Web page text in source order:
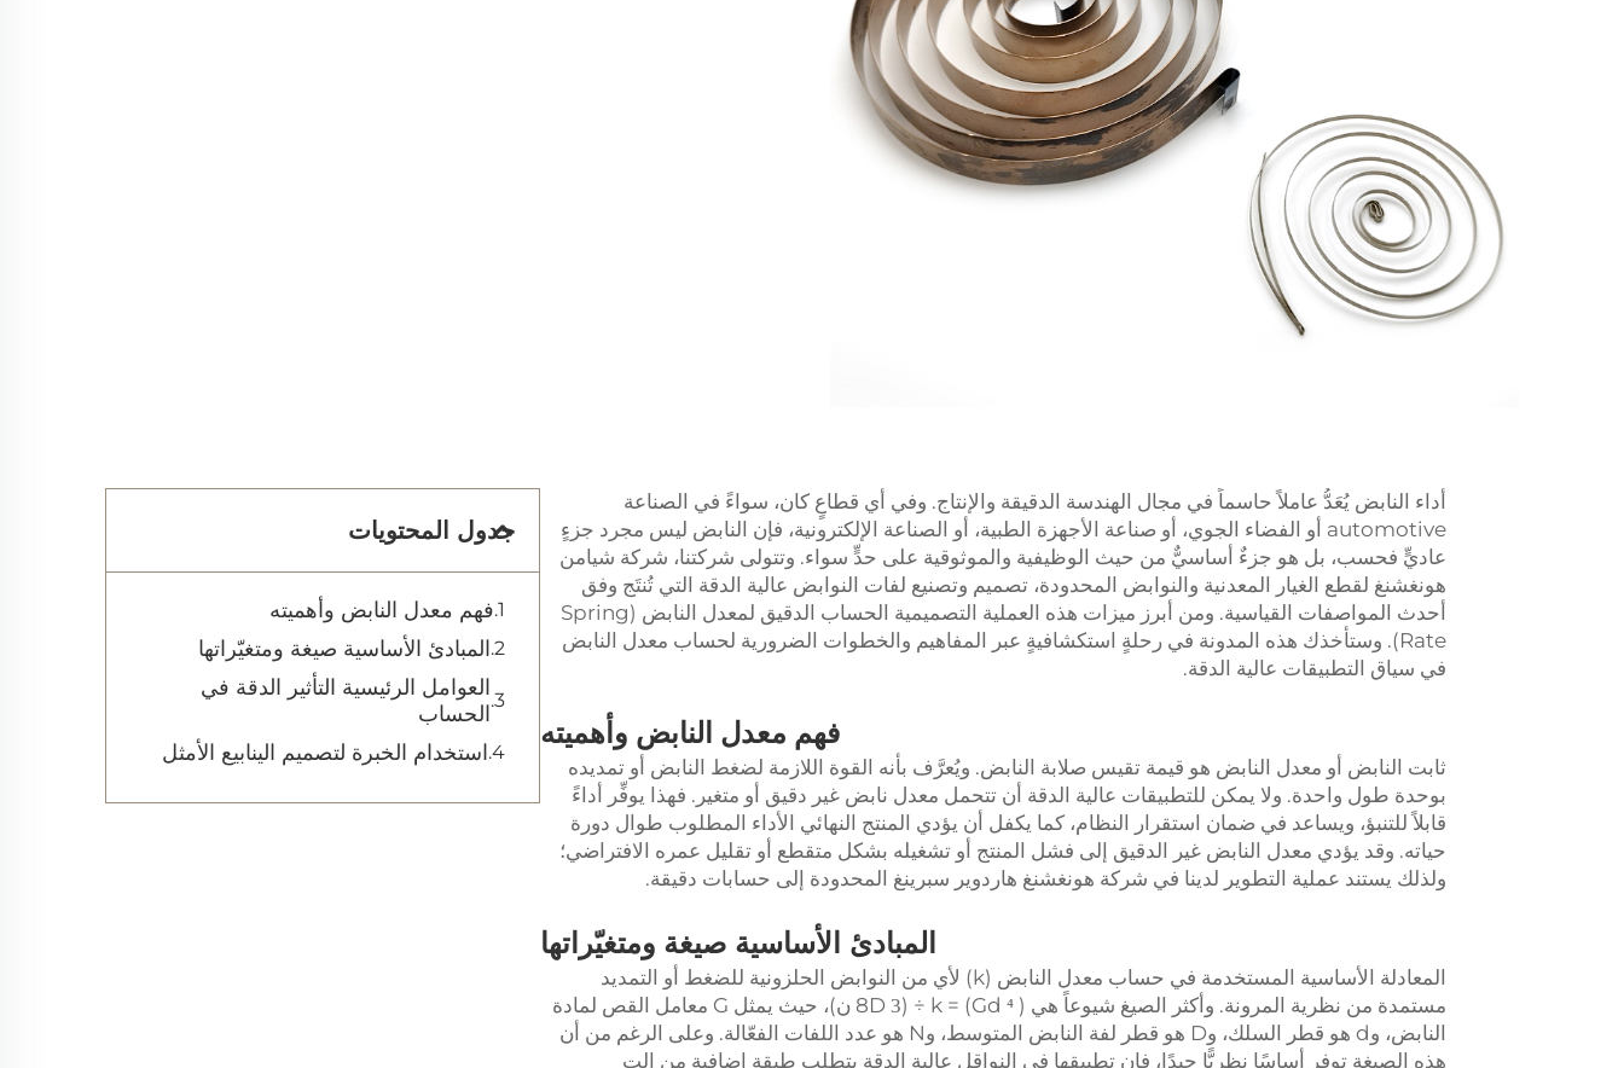
أداء النابض يُعَدُّ عاملاً حاسماً في مجال الهندسة الدقيقة والإنتاج. وفي أي قطاعٍ كان، سواءً في الصناعة
automotive أو الفضاء الجوي، أو صناعة الأجهزة الطبية، أو الصناعة الإلكترونية، فإن النابض ليس مجرد جزءٍ
عاديٍّ فحسب، بل هو جزءٌ أساسيٌّ من حيث الوظيفية والموثوقية على حدٍّ سواء. وتتولى شركتنا، شركة شيامن
هونغشنغ لقطع الغيار المعدنية والنوابض المحدودة، تصميم وتصنيع لفات النوابض عالية الدقة التي تُنتَج وفق
أحدث المواصفات القياسية. ومن أبرز ميزات هذه العملية التصميمية الحساب الدقيق لمعدل النابض (Spring
Rate). وستأخذك هذه المدونة في رحلةٍ استكشافيةٍ عبر المفاهيم والخطوات الضرورية لحساب معدل النابض
في سياق التطبيقات عالية الدقة.
فهم معدل النابض وأهميته
ثابت النابض أو معدل النابض هو قيمة تقيس صلابة النابض. ويُعرَّف بأنه القوة اللازمة لضغط النابض أو تمديده
بوحدة طول واحدة. ولا يمكن للتطبيقات عالية الدقة أن تتحمل معدل نابض غير دقيق أو متغير. فهذا يوفِّر أداءً
قابلاً للتنبؤ، ويساعد في ضمان استقرار النظام، كما يكفل أن يؤدي المنتج النهائي الأداء المطلوب طوال دورة
حياته. وقد يؤدي معدل النابض غير الدقيق إلى فشل المنتج أو تشغيله بشكل متقطع أو تقليل عمره الافتراضي؛
ولذلك يستند عملية التطوير لدينا في شركة هونغشنغ هاردوير سبرينغ المحدودة إلى حسابات دقيقة.
المبادئ الأساسية صيغة ومتغيّراتها
المعادلة الأساسية المستخدمة في حساب معدل النابض (k) لأي من النوابض الحلزونية للضغط أو التمديد
مستمدة من نظرية المرونة. وأكثر الصيغ شيوعاً هي k = (Gd
⁴ ) ÷ (8D
3
ن)، حيث يمثل G معامل القص لمادة
النابض، وd هو قطر السلك، وD هو قطر لفة النابض المتوسط، وN هو عدد اللفات الفعّالة. وعلى الرغم من أن
هذه الصيغة توفر أساسًا نظريًّا جيدًا، فإن تطبيقها في النواقل عالية الدقة يتطلب طبقة إضافية من الت
جدول المحتويات
فهم معدل النابض وأهميته
المبادئ الأساسية صيغة ومتغيّراتها
العوامل الرئيسية التأثير الدقة في
الحساب
استخدام الخبرة لتصميم الينابيع الأمثل